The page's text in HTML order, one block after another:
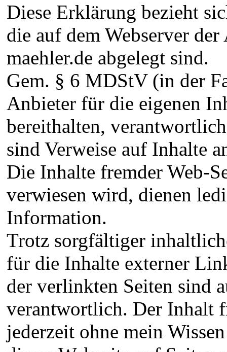
Diese Erklärung bezieht
die auf dem Webserver
maehler.de abgelegt sind.
Gem. § 6 MDStV (in der
Anbieter für die eigenen
bereithalten,
sind Verweise auf Inhalte
Die Inhalte fremder Web-
verwiesen wird, dienen
Information.
Trotz sorgfältiger
für die Inhalte externer
der verlinkten Seiten sind
verantwortlich. Der Inhalt
jederzeit ohne mein